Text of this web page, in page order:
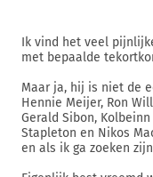
Ik vind het veel
met bepaalde
Maar ja, hij is niet de
Hennie Meijer, Ron
Gerald Sibon,
Stapleton en Nikos
en als ik ga zoeken